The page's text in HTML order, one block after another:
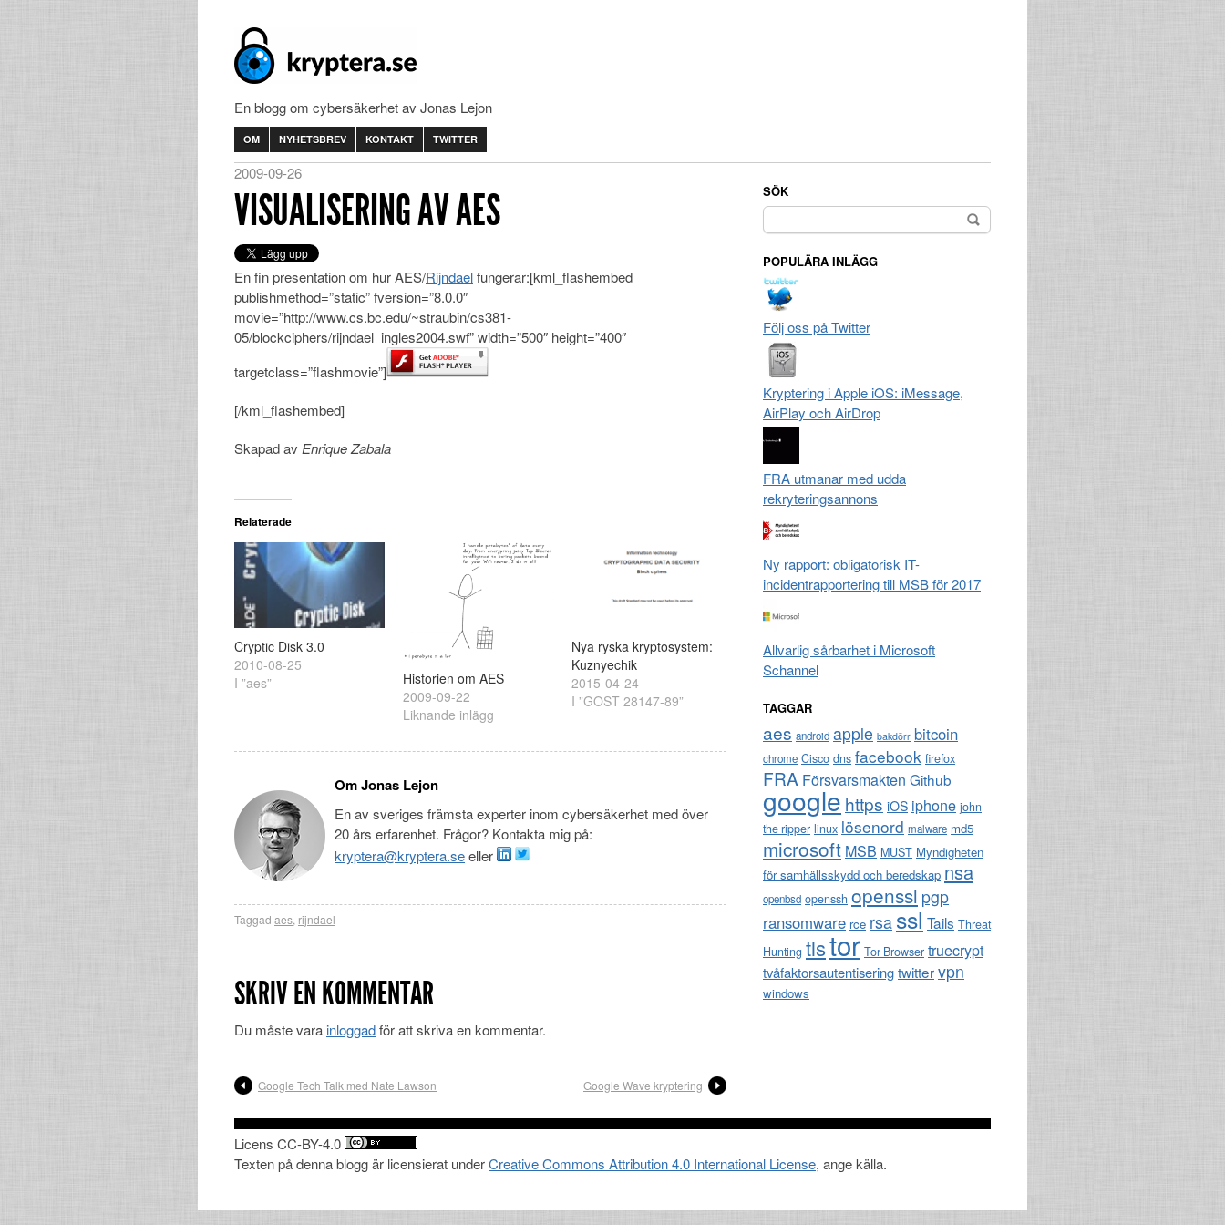
En blogg om cybersäkerhet av Jonas Lejon
OM NYHETSBREV KONTAKT TWITTER
2009-09-26
VISUALISERING AV AES
En fin presentation om hur AES/Rijndaelfungerar:[kml_flashembed
publishmethod=”static” fversion=”8.0.0″
movie=”http://www.cs.bc.edu/~straubin/cs381-
05/blockciphers/rijndael_ingles2004.swf” width=”500″ height=”400″
targetclass=”flashmovie”]
[/kml_flashembed]
Skapad av Enrique Zabala
Relaterade
Cryptic Disk 3.0
2010-08-25
I ”aes”
Historien om AES
2009-09-22
Liknande inlägg
Nya ryska kryptosystem:
Kuznyechik
2015-04-24
I ”GOST 28147-89”
Om Jonas Lejon
En av sveriges främsta experter inom cybersäkerhet med över
20 års erfarenhet. Frågor? Kontakta mig på:
kryptera@kryptera.seeller
Taggad aes rijndael
SKRIV EN KOMMENTAR
Du måste vara inloggadför att skriva en kommentar.
Google Tech Talk med Nate Lawson Google Wave kryptering
SÖK
Sök
efter:
POPULÄRA INLÄGG
Följ oss på Twitter
Kryptering i Apple iOS: iMessage,
AirPlay och AirDrop
FRA utmanar med udda
rekryteringsannons
Ny rapport: obligatorisk IT-
incidentrapportering till MSB för 2017
Allvarlig sårbarhet i Microsoft
Schannel
TAGGAR
aes android apple bakdörr bitcoin
chrome Cisco dns facebook firefox
FRA Försvarsmakten Github
google https iOS iphone john
the ripper linux lösenord malware md5
microsoft MSB MUST Myndigheten
för samhällsskydd och beredskap nsa
openbsd openssh openssl pgp
ransomware rce rsa ssl Tails Threat
Hunting tlstor Tor Browser truecrypt
tvåfaktorsautentiseringtwittervpn
windows
Licens CC-BY-4.0
Texten på denna blogg är licensierat underCreative Commons Attribution 4.0 International License, ange källa.